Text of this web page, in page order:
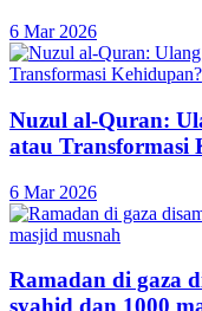
6 Mar 2026
Nuzul al-Quran:
atau Transformasi
6 Mar 2026
Ramadan di gaza
syahid dan 1000